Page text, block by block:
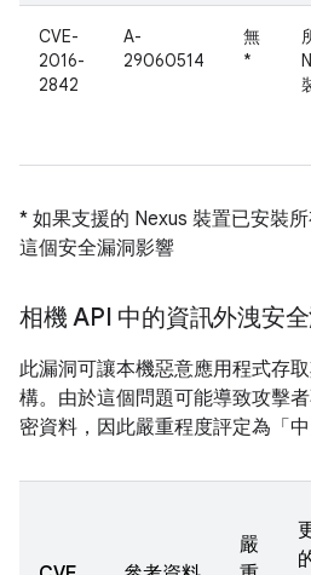
CVE-
2016-
2842
A-
29060514
無
*
* 如果支援的 Nexus 裝置已安裝
這個安全漏洞影響
相機 API 中的資訊外洩安
此漏洞可讓本機惡意應用程式存
構。由於這個問題可能導致攻擊
密資料，因此嚴重程度評定為「中
嚴